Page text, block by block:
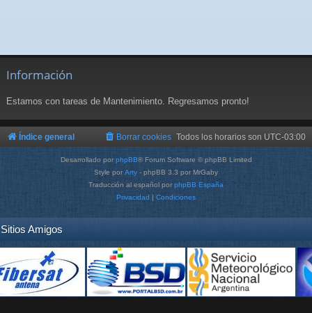
Información
Estamos con tareas de Mantenimiento. Regresamos pronto!
Índice general Todos los horarios son UTC-03:00
Borrar cookies
Desarrollado por phpBB® Forum Software © phpBB Limited
Style por Arty - phpBB 3.3 por MrGaby
Traducción al español por phpBB España
Privacidad | Condiciones
Sitios Amigos